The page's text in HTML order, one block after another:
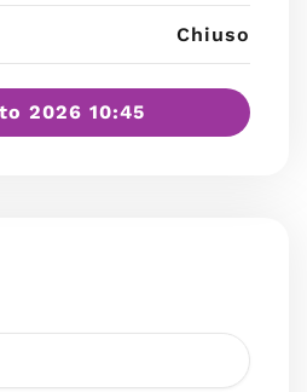
Chiuso
2026 10:45